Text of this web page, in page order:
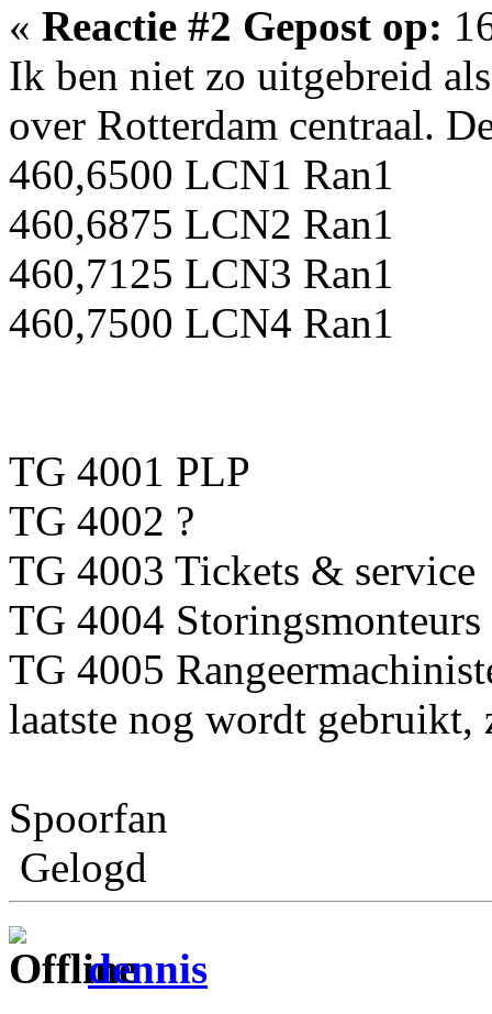
« Reactie #2 Gepost op:
Ik ben niet zo uitgebreid
over Rotterdam centraal.
460,6500 LCN1 Ran1
460,6875 LCN2 Ran1
460,7125 LCN3 Ran1
460,7500 LCN4 Ran1
TG 4001 PLP
TG 4002 ?
TG 4003 Tickets & service
TG 4004 Storingsmonteurs
TG 4005
laatste nog wordt gebruikt,
Spoorfan
Gelogd
dennis